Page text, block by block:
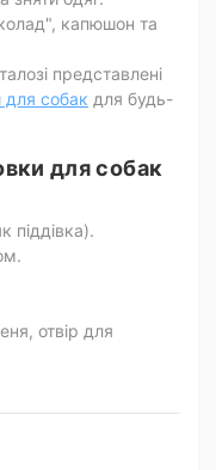
капюшон та
представлені
для собак для будь-
для собак
піддівка).
отвір для